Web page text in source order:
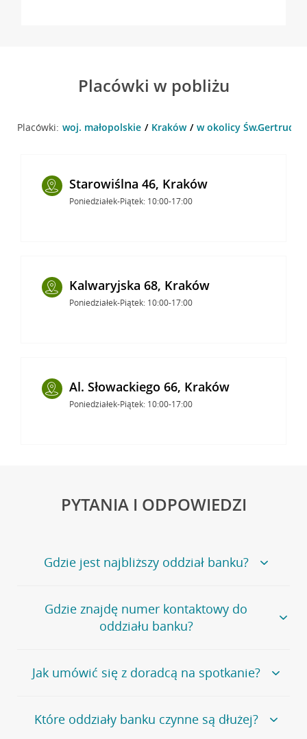
Placówki w pobliżu
Placówki: woj. małopolskie Kraków w okolicy Św.Gertrudy
Starowiślna 46, Kraków
Poniedziałek-Piątek: 10:00-17:00
Kalwaryjska 68, Kraków
Poniedziałek-Piątek: 10:00-17:00
Al. Słowackiego 66, Kraków
Poniedziałek-Piątek: 10:00-17:00
PYTANIA I ODPOWIEDZI
Gdzie jest najbliższy oddział banku?
Jeśli szukasz oddziału naszego banku, zapraszamy na
stronęPlacówki i bankomaty, na której znajduje się
wygodna wyszukiwarka.
oddziałów
Gdzie znajdę numer kontaktowy do
oddziału banku?
Bank Credit Agricole nie udostępnia ogólnego numeru
telefonu do placówki bankowej.
umówienia się z doradcą w placówce bankowej .
Jak umówić się z doradcą na spotkanie?
Jeśli jesteś już naszym
klientemmożeszsamodzielnieumówić się na spotkanie z
Które oddziały banku czynne są dłużej?